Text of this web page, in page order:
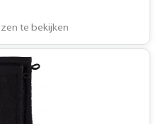
te bekijken